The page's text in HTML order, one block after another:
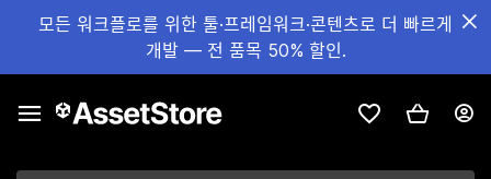
모든 워크플로를 위한 툴·프레임워크·콘텐츠로 더 빠르게
개발 — 전 품목 50% 할인.